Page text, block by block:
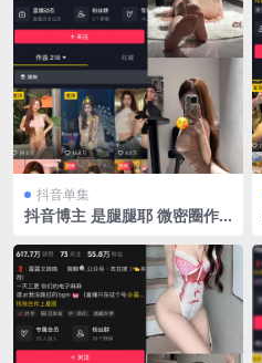
抖音单集
抖音博主 是腿腿耶 微密圈作
2023.8.16